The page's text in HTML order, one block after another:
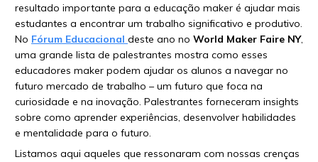
resultado importante para a educação maker é ajudar mais
estudantes a encontrar um trabalho significativo e produtivo.
No Fórum Educacional deste ano no World Maker Faire NY,
uma grande lista de palestrantes mostra como esses
educadores maker podem ajudar os alunos a navegar no
futuro mercado de trabalho – um futuro que foca na
curiosidade e na inovação. Palestrantes forneceram insights
sobre como aprender experiências, desenvolver habilidades
e mentalidade para o futuro.
Listamos aqui aqueles que ressonaram com nossas crenças